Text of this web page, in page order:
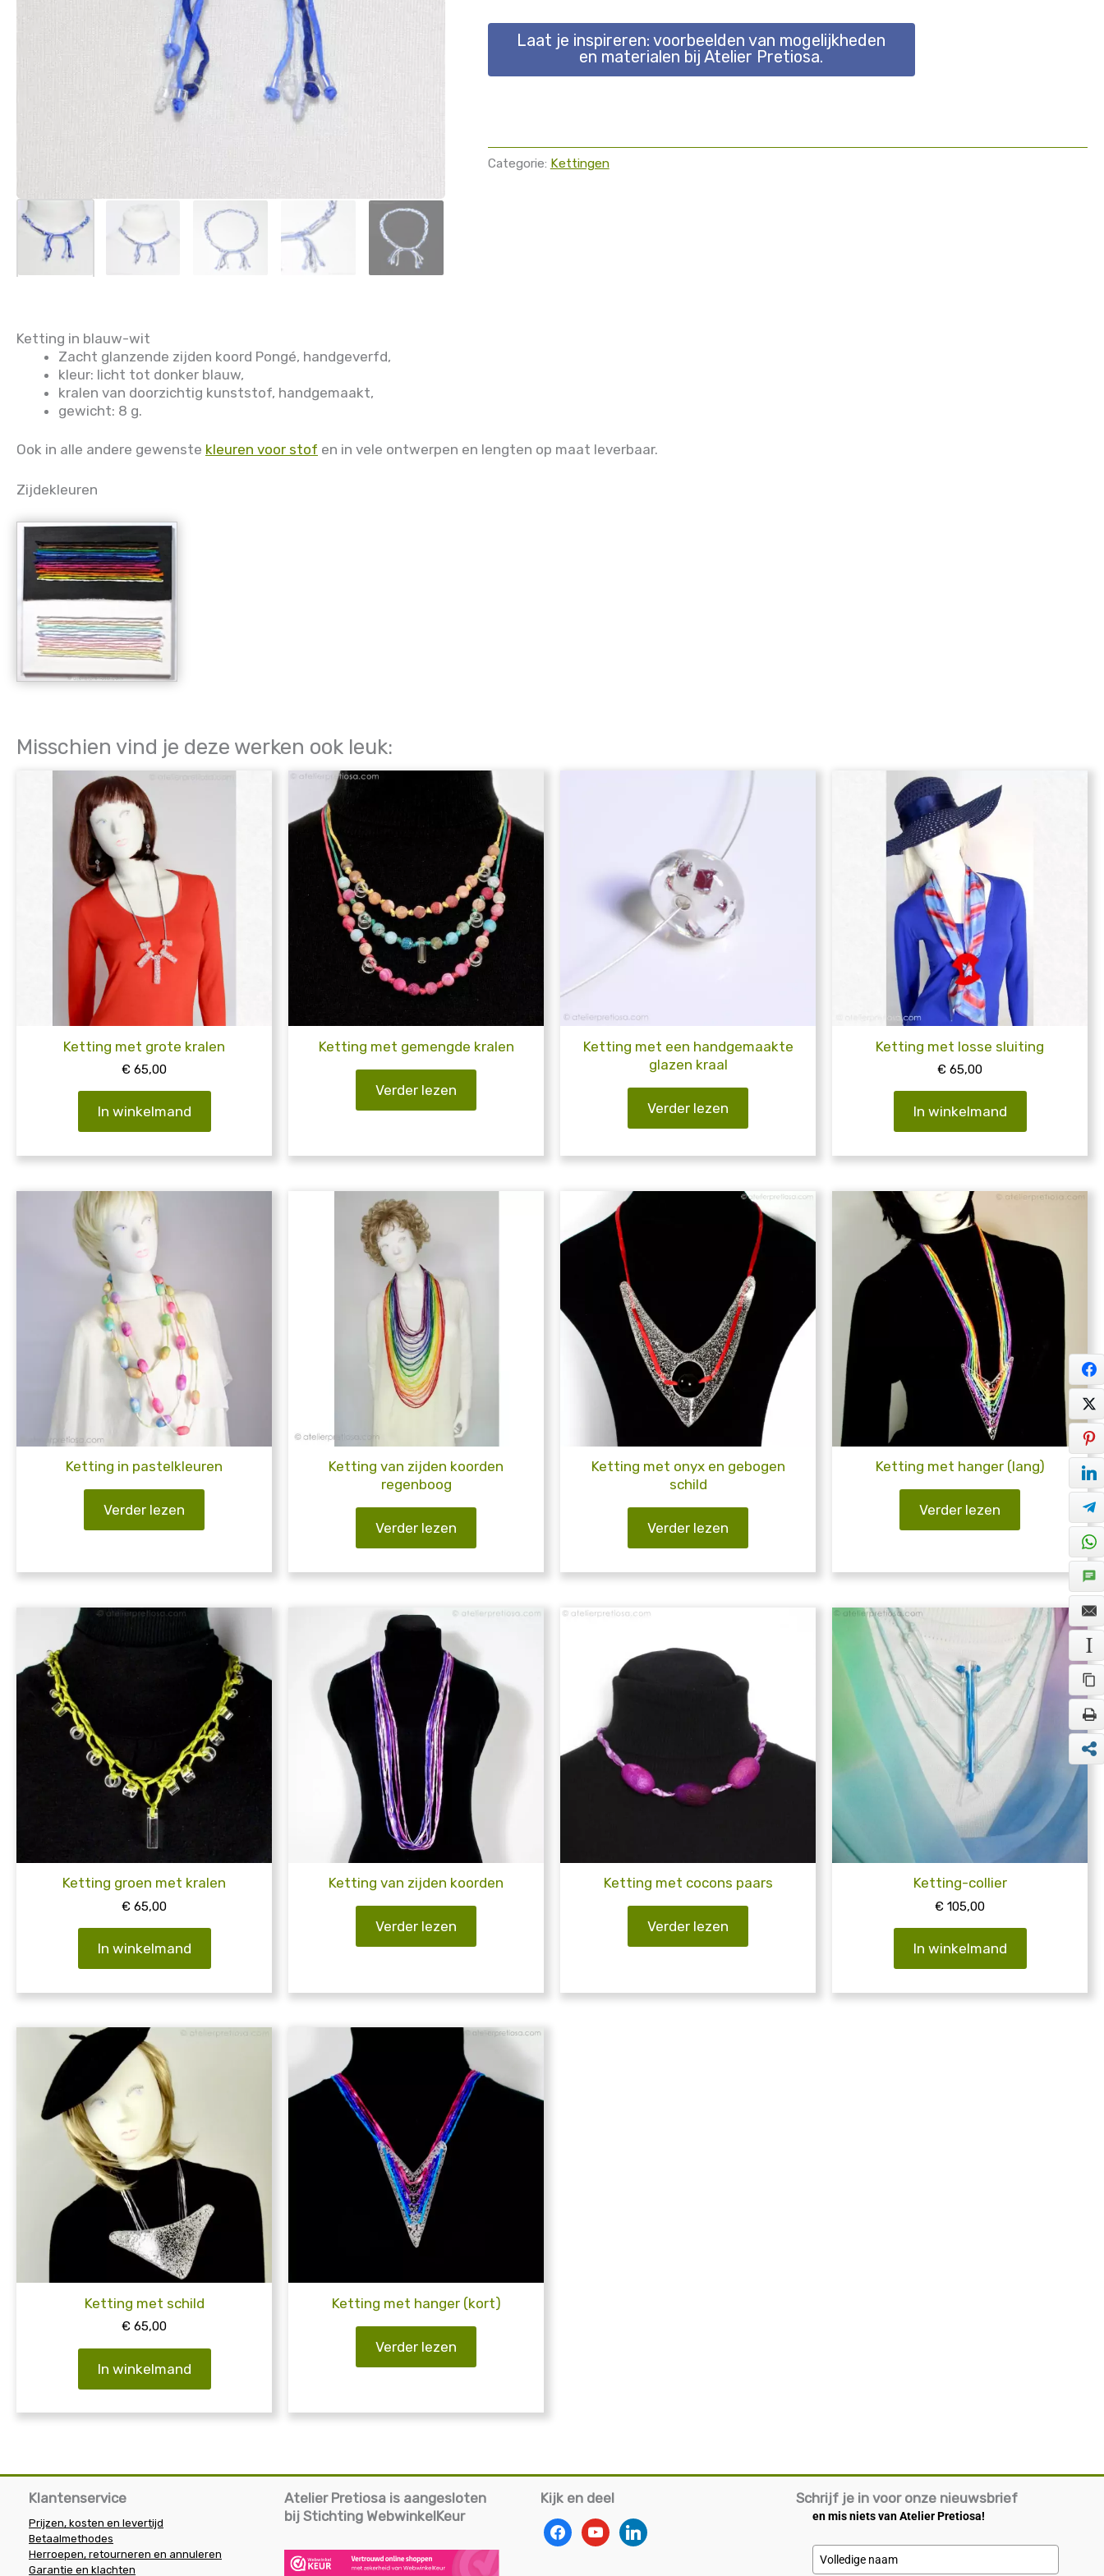
Laat je inspireren: voorbeelden van mogelijkheden
en materialen bij Atelier Pretiosa.
Categorie: Kettingen
Ketting in blauw-wit
Zacht glanzende zijden koord Pongé, handgeverfd,
kleur: licht tot donker blauw,
kralen van doorzichtig kunststof, handgemaakt,
gewicht: 8 g.
Ook in alle andere gewenste kleuren voor stof en in vele ontwerpen en lengten op maat leverbaar.
Zijdekleuren
Misschien vind je deze werken ook leuk:
Ketting met grote kralen
€ 65,00
In winkelmand
Ketting met gemengde kralen
Verder lezen
Ketting met een handgemaakte
glazen kraal
Verder lezen
Ketting met losse sluiting
€ 65,00
In winkelmand
Ketting in pastelkleuren
Verder lezen
Ketting van zijden koorden
regenboog
Verder lezen
Ketting met onyx en gebogen
schild
Verder lezen
Ketting met hanger (lang)
Verder lezen
Ketting groen met kralen
€ 65,00
In winkelmand
Ketting van zijden koorden
Verder lezen
Ketting met cocons paars
Verder lezen
Ketting-collier
€ 105,00
In winkelmand
Ketting met schild
€ 65,00
In winkelmand
Ketting met hanger (kort)
Verder lezen
Klantenservice
Prijzen, kosten en levertijd
Betaalmethodes
Herroepen, retourneren en annuleren
Garantie en klachten
Atelier Pretiosa is aangesloten
bij Stichting WebwinkelKeur
Kijk en deel
facebookyoutubelinkedin
Schrijf je in voor onze nieuwsbrief
en mis niets van Atelier Pretiosa!